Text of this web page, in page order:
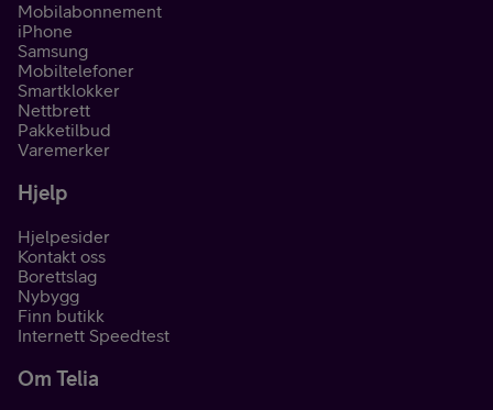
Mobilabonnement
iPhone
Samsung
Mobiltelefoner
Smartklokker
Nettbrett
Pakketilbud
Varemerker
Hjelp
Hjelpesider
Kontakt oss
Borettslag
Nybygg
Finn butikk
Internett Speedtest
Om Telia